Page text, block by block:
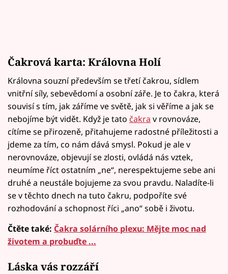
Čakrová karta: Královna Holí
Královna souzní především se třetí čakrou, sídlem
vnitřní síly, sebevědomí a osobní záře. Je to čakra, která
souvisí s tím, jak záříme ve světě, jak si věříme a jak se
nebojíme být vidět. Když je tato čakra v rovnováze,
cítíme se přirozeně, přitahujeme radostné příležitosti a
jdeme za tím, co nám dává smysl. Pokud je ale v
nerovnováze, objevují se zlosti, ovládá nás vztek,
neumíme říct ostatním „ne“, nerespektujeme sebe ani
druhé a neustále bojujeme za svou pravdu. Naladíte-li
se v těchto dnech na tuto čakru, podpoříte své
rozhodování a schopnost říci „ano“ sobě i životu.
Čtěte také: Čakra solárního plexu: Mějte moc nad
životem a probuďte ...
Láska vás rozzáří